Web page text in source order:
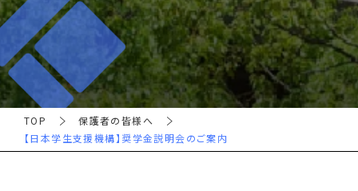
TOP
保護者の皆様へ
【日本学生支援機構】奨学金説明会のご案内